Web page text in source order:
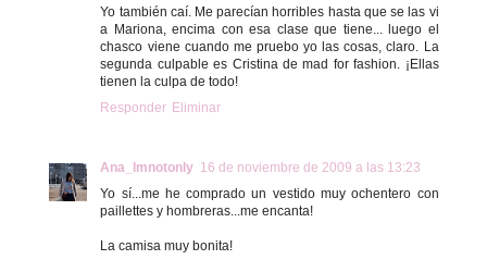
Yo también caí. Me parecían horribles hasta que se las vi
a Mariona, encima con esa clase que tiene... luego el
chasco viene cuando me pruebo yo las cosas, claro. La
segunda culpable es Cristina de mad for fashion. ¡Ellas
tienen la culpa de todo!
Responder Eliminar
Ana_Imnotonly 16 de noviembre de 2009 a las 13:23
Yo sí...me he comprado un vestido muy ochentero con
paillettes y hombreras...me encanta!
La camisa muy bonita!